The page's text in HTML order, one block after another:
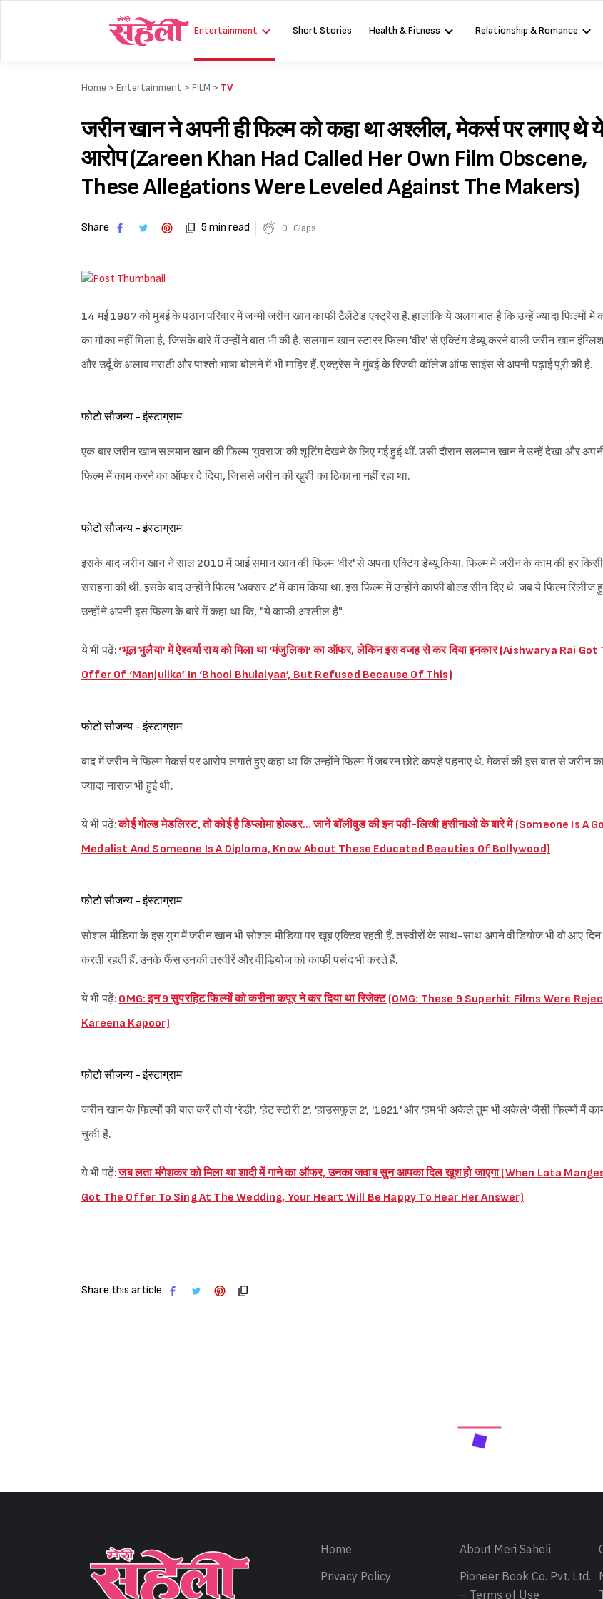
Entertainment Short Stories Health & Fitness Relationship & Romance
Home > Entertainment > FILM > TV
जरीन खान ने अपनी ही फिल्म को कहा था अश्लील, मेकर्स पर लगाए थे
आरोप (Zareen Khan Had Called Her Own Film Obscene,
These Allegations Were Leveled Against The Makers)
Share 5 min read 0 Claps
14 मई 1987 को मुंबई के पठान परिवार में जन्मी जरीन खान काफी टैलेंटेड एक्ट्रेस हैं. हालांकि ये अलग बात है कि उन्हें ज्यादा फिल्मों में
का मौका नहीं मिला है, जिसके बारे में उन्होंने बात भी की है. सलमान खान स्टारर फिल्म 'वीर' से एक्टिंग डेब्यू करने वाली जरीन खान
और उर्दू के अलाव मराठी और पाश्तो भाषा बोलने में भी माहिर हैं. एक्ट्रेस ने मुंबई के रिजवी कॉलेज ऑफ साइंस से अपनी पढ़ाई पूरी की है.
फोटो सौजन्य - इंस्टाग्राम
एक बार जरीन खान सलमान खान की फिल्म 'युवराज' की शूटिंग देखने के लिए गई हुई थीं. उसी दौरान सलमान खान ने उन्हें देखा और
फिल्म में काम करने का ऑफर दे दिया, जिससे जरीन की खुशी का ठिकाना नहीं रहा था.
फोटो सौजन्य - इंस्टाग्राम
इसके बाद जरीन खान ने साल 2010 में आई समान खान की फिल्म 'वीर' से अपना एक्टिंग डेब्यू किया. फिल्म में जरीन के काम की हर
सराहना की थी. इसके बाद उन्होंने फिल्म 'अक्सर 2' में काम किया था. इस फिल्म में उन्होंने काफी बोल्ड सीन दिए थे. जब ये फिल्म रिलीज
उन्होंने अपनी इस फिल्म के बारे में कहा था कि, "ये काफी अश्लील है".
ये भी पढ़ें: ‘भूल भुलैया’ में ऐश्वर्या राय को मिला था ‘मंजुलिका’ का ऑफर, लेकिन इस वजह से कर दिया इनकार (Aishwarya Rai Got
Offer Of ‘Manjulika’ In ‘Bhool Bhulaiyaa’, But Refused Because Of This)
फोटो सौजन्य - इंस्टाग्राम
बाद में जरीन ने फिल्म मेकर्स पर आरोप लगाते हुए कहा था कि उन्होंने फिल्म में जबरन छोटे कपड़े पहनाए थे. मेकर्स की इस बात से जरीन
ज्यादा नाराज भी हुई थी.
ये भी पढ़ें:कोई गोल्ड मेडलिस्ट, तो कोई है डिप्लोमा होल्डर… जानें बॉलीवुड की इन पढ़ी-लिखी हसीनाओं के बारे में (Someone Is A
Medalist And Someone Is A Diploma, Know About These Educated Beauties Of Bollywood)
फोटो सौजन्य - इंस्टाग्राम
सोशल मीडिया के इस युग में जरीन खान भी सोशल मीडिया पर खूब एक्टिव रहती हैं. तस्वीरों के साथ-साथ अपने वीडियोज भी वो आए
करती रहती हैं. उनके फैंस उनकी तस्वीरें और वीडियोज को काफी पसंद भी करते हैं.
ये भी पढ़ें: OMG: इन 9 सुपरहिट फिल्मों को करीना कपूर ने कर दिया था रिजेक्ट (OMG: These 9 Superhit Films Were
Kareena Kapoor)
फोटो सौजन्य - इंस्टाग्राम
जरीन खान के फिल्मों की बात करें तो वो 'रेडी', 'हेट स्टोरी 2', 'हाउसफुल 2', '1921' और 'हम भी अकेले तुम भी अकेले' जैसी फिल्मों में
चुकी हैं.
ये भी पढ़ें:जब लता मंगेशकर को मिला था शादी में गाने का ऑफर, उनका जवाब सुन आपका दिल खुश हो जाएगा (When Lata
Got The Offer To Sing At The Wedding, Your Heart Will Be Happy To Hear Her Answer)
Share this article
Home About Meri Saheli
Privacy Policy
Pioneer Book Co. Pvt. Ltd.
– Terms of Use